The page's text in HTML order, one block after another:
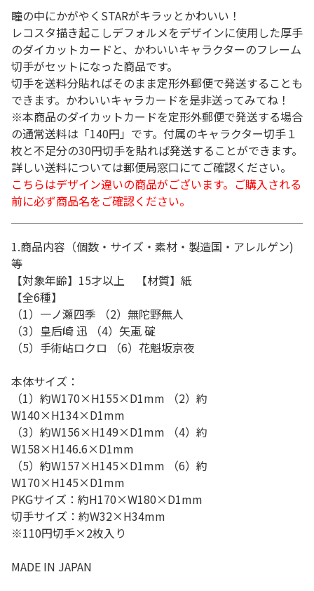
瞳の中にかがやくSTARがキラッとかわいい！
レコスタ描き起こしデフォルメをデザインに使用した厚手
のダイカットカードと、かわいいキャラクターのフレーム
切手がセットになった商品です。
切手を送料分貼ればそのまま定形外郵便で発送することも
できます。かわいいキャラカードを是非送ってみてね！
※本商品のダイカットカードを定形外郵便で発送する場合
の通常送料は「140円」です。付属のキャラクター切手１
枚と不足分の30円切手を貼れば発送することができます。
詳しい送料については郵便局窓口にてご確認ください。
こちらはデザイン違いの商品がございます。ご購入される
前に必ず商品名をご確認ください。
1.商品内容（個数・サイズ・素材・製造国・アレルゲン)
等
【対象年齢】15才以上 【材質】紙
【全6種】
（1）一ノ瀬四季 （2）無陀野無人
（3）皇后崎 迅 （4）矢颪 碇
（5）手術岾ロクロ （6）花魁坂京夜
本体サイズ：
（1）約W170×H155×D1mm （2）約
W140×H134×D1mm
（3）約W156×H149×D1mm （4）約
W158×H146.6×D1mm
（5）約W157×H145×D1mm （6）約
W170×H145×D1mm
PKGサイズ：約H170×W180×D1mm
切手サイズ：約W32×H34mm
※110円切手×2枚入り
MADE IN JAPAN